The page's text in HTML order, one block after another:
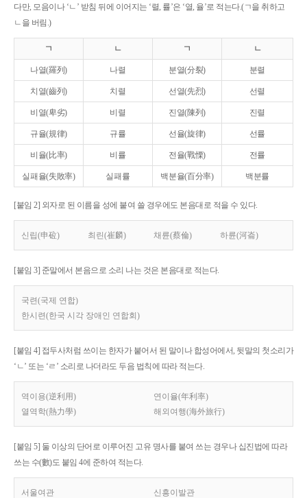
다만, 모음이나 ‘ㄴ’ 받침 뒤에 이어지는 ‘렬, 률’은 ‘열, 율’로 적는다.(ㄱ을 취하고
ㄴ을 버림.)
ㄱ ㄴ ㄱ ㄴ
나열(羅列) 나렬 분열(分裂) 분렬
치열(齒列) 치렬 선열(先烈) 선렬
비열(卑劣) 비렬 진열(陳列) 진렬
규율(規律) 규률 선율(旋律) 선률
비율(比率) 비률 전율(戰慄) 전률
실패율(失敗率) 실패률 백분율(百分率) 백분률
[붙임 2] 외자로 된 이름을 성에 붙여 쓸 경우에도 본음대로 적을 수 있다.
신립(申砬) 최린(崔麟) 채륜(蔡倫) 하륜(河崙)
[붙임 3] 준말에서 본음으로 소리 나는 것은 본음대로 적는다.
국련(국제 연합)
한시련(한국 시각 장애인 연합회)
[붙임 4] 접두사처럼 쓰이는 한자가 붙어서 된 말이나 합성어에서, 뒷말의 첫소리가
‘ㄴ’ 또는 ‘ㄹ’ 소리로 나더라도 두음 법칙에 따라 적는다.
역이용(逆利用)
연이율(年利率)
열역학(熱力學)
해외여행(海外旅行)
[붙임 5] 둘 이상의 단어로 이루어진 고유 명사를 붙여 쓰는 경우나 십진법에 따라
쓰는 수(數)도 붙임 4에 준하여 적는다.
서울여관 신흥이발관